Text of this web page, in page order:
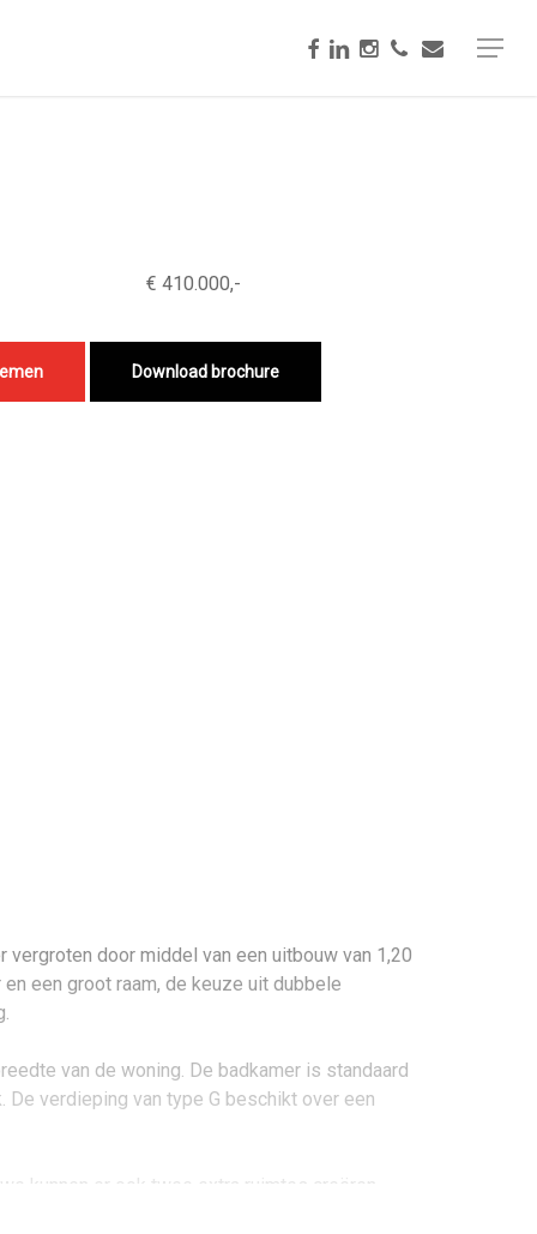
Menu
facebook
linkedin
instagram
phone
email
€ 410.000,-
Download brochure
vergroten door middel van een uitbouw van 1,20
een groot raam, de keuze uit dubbele
van de woning. De badkamer is standaard
verdieping van type G beschikt over een
kunnen er ook twee extra ruimtes creëren.